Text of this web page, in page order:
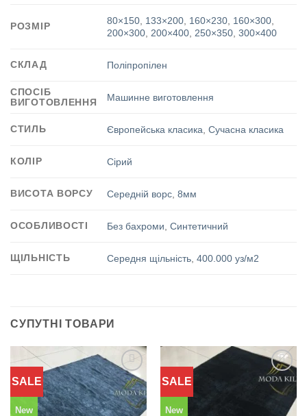
РОЗМІР 80×150 133×200 160×230 160×300
200×300 200×400 250×350 ,300×400
СКЛАД Поліпропілен
СПОСІБ
ВИГОТОВЛЕННЯ
Машинне виготовлення
СТИЛЬ Європейська класика ,Сучасна класика
КОЛІР Сірий
ВИСОТА ВОРСУ Середній ворс ,8мм
ОСОБЛИВОСТІ Без бахроми ,Синтетичний
ЩІЛЬНІСТЬ Середня щільність ,400.000 уз/м2
СУПУТНІ ТОВАРИ
SALE
New
Додати
до
обраного
SALE
New
Додати
до